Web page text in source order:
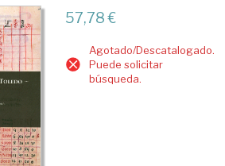
57,78 €
Agotado/Descatalogado.
Puede solicitar
búsqueda.